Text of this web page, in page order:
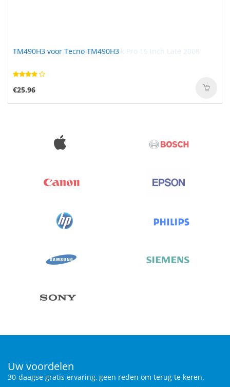
TM490H3 voor Tecno TM490H3
€25.96
Uw voordelen
30-daagse gratis ervaring, geen reden om terug te keren.